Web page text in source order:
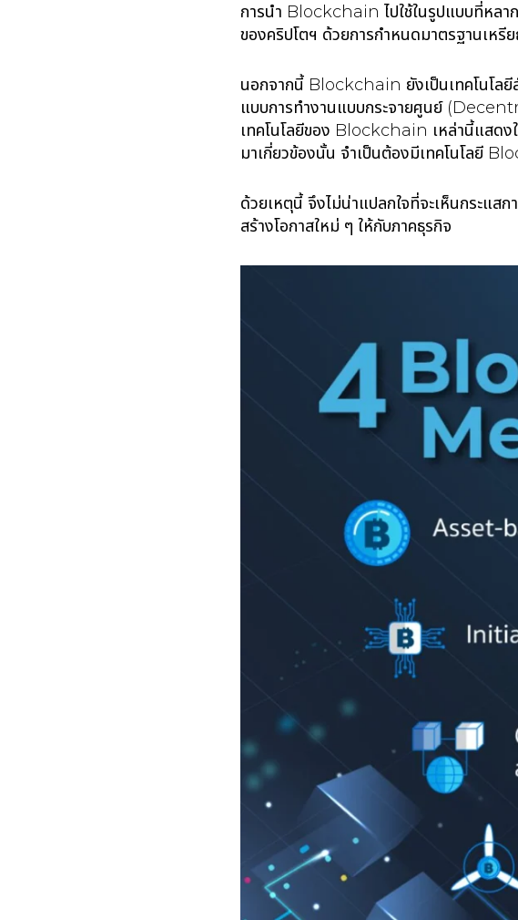
การนำ Blockchain ไปใช้ในรูปแบบที่หลา
ของคริปโตฯ ด้วยการกำหนดมาตรฐานเหรี
นอกจากนี้ Blockchain ยังเป็นเทคโนโล
แบบการทำงานแบบกระจายศูนย์
เทคโนโลยีของ Blockchain เหล่านี้แสดง
มาเกี่ยวข้องนั้น จำเป็นต้องมีเทคโนโลยี
ด้วยเหตุนี้ จึงไม่น่าแปลกใจที่จะเห็นกระแส
สร้างโอกาสใหม่ ๆ ให้กับภาคธุรกิจ